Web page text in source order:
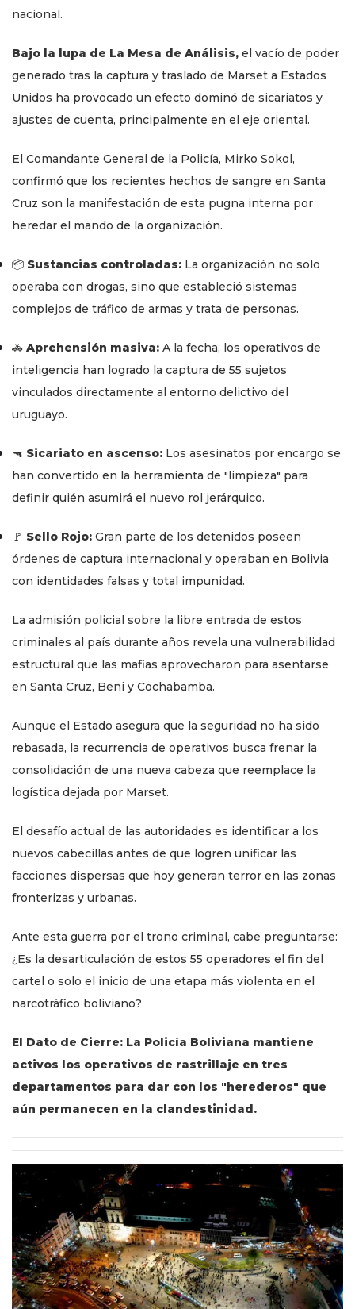
nacional.
Bajo la lupa de La Mesa de Análisis, el vacío de poder
generado tras la captura y traslado de Marset a Estados
Unidos ha provocado un efecto dominó de sicariatos y
ajustes de cuenta, principalmente en el eje oriental.
El Comandante General de la Policía, Mirko Sokol,
confirmó que los recientes hechos de sangre en Santa
Cruz son la manifestación de esta pugna interna por
heredar el mando de la organización.
📦 Sustancias controladas: La organización no solo
operaba con drogas, sino que estableció sistemas
complejos de tráfico de armas y trata de personas.
🚓 Aprehensión masiva: A la fecha, los operativos de
inteligencia han logrado la captura de 55 sujetos
vinculados directamente al entorno delictivo del
uruguayo.
🔫 Sicariato en ascenso: Los asesinatos por encargo se
han convertido en la herramienta de "limpieza" para
definir quién asumirá el nuevo rol jerárquico.
🚩 Sello Rojo: Gran parte de los detenidos poseen
órdenes de captura internacional y operaban en Bolivia
con identidades falsas y total impunidad.
La admisión policial sobre la libre entrada de estos
criminales al país durante años revela una vulnerabilidad
estructural que las mafias aprovecharon para asentarse
en Santa Cruz, Beni y Cochabamba.
Aunque el Estado asegura que la seguridad no ha sido
rebasada, la recurrencia de operativos busca frenar la
consolidación de una nueva cabeza que reemplace la
logística dejada por Marset.
El desafío actual de las autoridades es identificar a los
nuevos cabecillas antes de que logren unificar las
facciones dispersas que hoy generan terror en las zonas
fronterizas y urbanas.
Ante esta guerra por el trono criminal, cabe preguntarse:
¿Es la desarticulación de estos 55 operadores el fin del
cartel o solo el inicio de una etapa más violenta en el
narcotráfico boliviano?
El Dato de Cierre: La Policía Boliviana mantiene
activos los operativos de rastrillaje en tres
departamentos para dar con los "herederos" que
aún permanecen en la clandestinidad.